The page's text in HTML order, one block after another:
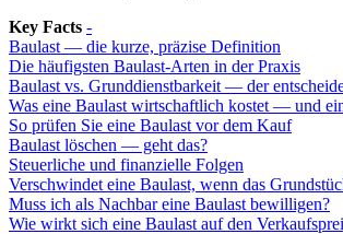
Key Facts -
Baulast — die kurze, präzise Definition
Die häufigsten Baulast-Arten in der Praxis
Baulast vs. Grunddienstbarkeit — der
Was eine Baulast wirtschaftlich kostet — und
So prüfen Sie eine Baulast vor dem Kauf
Baulast löschen — geht das?
Steuerliche und finanzielle Folgen
Verschwindet eine Baulast, wenn das
Muss ich als Nachbar eine Baulast bewilligen?
Wie wirkt sich eine Baulast auf den